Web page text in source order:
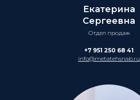
Екатерина
Сергеевна
Отдел продаж
+7 951 250 68 41
info@metatehsnab.ru